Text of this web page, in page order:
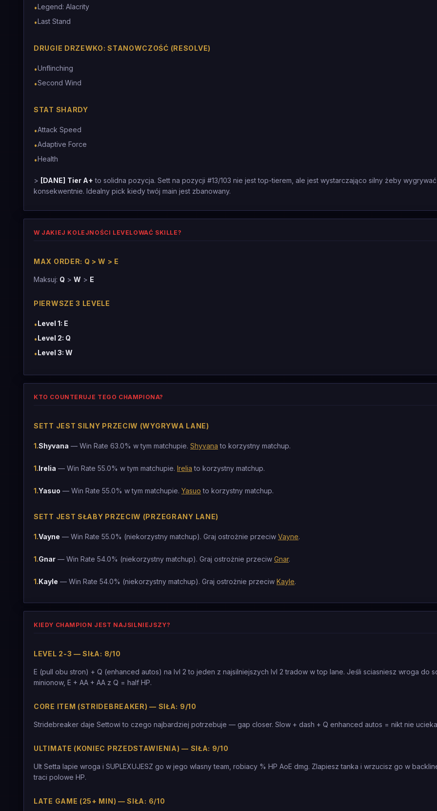
•Legend: Alacrity
•Last Stand
DRUGIE DRZEWKO: STANOWCZOŚĆ (RESOLVE)
•Unflinching
•Second Wind
STAT SHARDY
•Attack Speed
•Adaptive Force
•Health
> [DANE] Tier A+ to solidna pozycja. Sett na pozycji #13/103 nie jest top-tierem, ale jest wystarczająco silny żeby
konsekwentnie. Idealny pick kiedy twój main jest zbanowany.
W JAKIEJ KOLEJNOŚCI LEVELOWAĆ SKILLE?
MAX ORDER: Q > W > E
Maksuj: Q > W > E
PIERWSZE 3 LEVELE
•Level 1: E
•Level 2: Q
•Level 3: W
KTO COUNTERUJE TEGO CHAMPIONA?
SETT JEST SILNY PRZECIW (WYGRYWA LANE)
1.Shyvana — Win Rate 63.0% w tym matchupie. Shyvana to korzystny matchup.
1.Irelia — Win Rate 55.0% w tym matchupie. Irelia to korzystny matchup.
1.Yasuo — Win Rate 55.0% w tym matchupie. Yasuo to korzystny matchup.
SETT JEST SŁABY PRZECIW (PRZEGRANY LANE)
1.Vayne — Win Rate 55.0% (niekorzystny matchup). Graj ostrożnie przeciw Vayne.
1.Gnar — Win Rate 54.0% (niekorzystny matchup). Graj ostrożnie przeciw Gnar.
1.Kayle — Win Rate 54.0% (niekorzystny matchup). Graj ostrożnie przeciw Kayle.
KIEDY CHAMPION JEST NAJSILNIEJSZY?
LEVEL 2-3 — SIŁA: 8/10
E (pull obu stron) + Q (enhanced autos) na lvl 2 to jeden z najsilniejszych lvl 2 tradow w top lane. Jeśli sciasniesz wroga do
minionow, E + AA + AA z Q = half HP.
CORE ITEM (STRIDEBREAKER) — SIŁA: 9/10
Stridebreaker daje Settowi to czego najbardziej potrzebuje — gap closer. Slow + dash + Q enhanced autos = nikt nie
ULTIMATE (KONIEC PRZEDSTAWIENIA) — SIŁA: 9/10
Ult Setta lapie wroga i SUPLEXUJESZ go w jego wlasny team, robiacy % HP AoE dmg. Zlapiesz tanka i wrzucisz go w
traci polowe HP.
LATE GAME (25+ MIN) — SIŁA: 6/10